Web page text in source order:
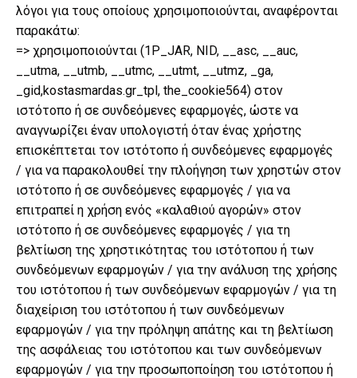
λόγοι για τους οποίους χρησιμοποιούνται, αναφέρονται
παρακάτω:
=> χρησιμοποιούνται (1P_JAR, NID, __asc, __auc,
__utma, __utmb, __utmc, __utmt, __utmz, _ga,
_gid,kostasmardas.gr_tpl, the_cookie564) στον
ιστότοπο ή σε συνδεόμενες εφαρμογές, ώστε να
αναγνωρίζει έναν υπολογιστή όταν ένας χρήστης
επισκέπτεται τον ιστότοπο ή συνδεόμενες εφαρμογές
/ για να παρακολουθεί την πλοήγηση των χρηστών στον
ιστότοπο ή σε συνδεόμενες εφαρμογές / για να
επιτραπεί η χρήση ενός «καλαθιού αγορών» στον
ιστότοπο ή σε συνδεόμενες εφαρμογές / για τη
βελτίωση της χρηστικότητας του ιστότοπου ή των
συνδεόμενων εφαρμογών / για την ανάλυση της χρήσης
του ιστότοπου ή των συνδεόμενων εφαρμογών / για τη
διαχείριση του ιστότοπου ή των συνδεόμενων
εφαρμογών / για την πρόληψη απάτης και τη βελτίωση
της ασφάλειας του ιστότοπου και των συνδεόμενων
εφαρμογών / για την προσωποποίηση του ιστότοπου ή